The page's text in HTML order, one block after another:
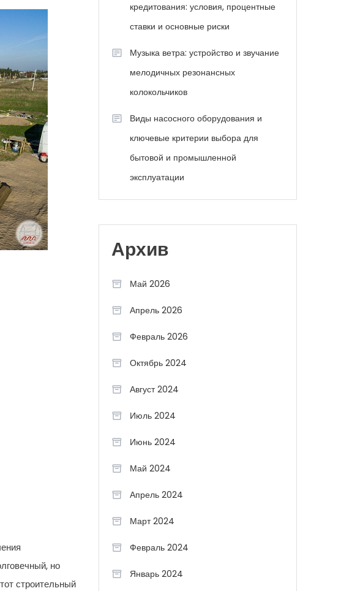
но
строительный
кредитования: условия, процентные
ставки и основные риски
Музыка ветра: устройство и звучание
мелодичных резонансных
колокольчиков
Виды насосного оборудования и
ключевые критерии выбора для
бытовой и промышленной
эксплуатации
Архив
Май 2026
Апрель 2026
Февраль 2026
Октябрь 2024
Август 2024
Июль 2024
Июнь 2024
Май 2024
Апрель 2024
Март 2024
Февраль 2024
Январь 2024